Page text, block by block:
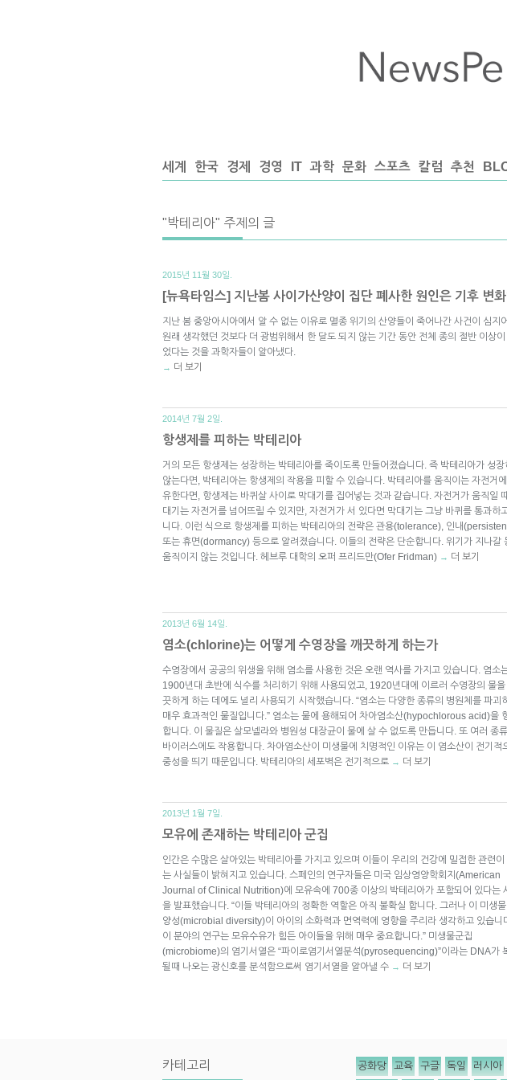
세계 한국 경제 경영 IT 과학 문화 스포츠 칼럼 추천
"박테리아" 주제의 글
2015년 11월 30일.
[뉴욕타임스] 지난봄 사이가산양이 집단 폐사한 원인은 기후 변
지난 봄 중앙아시아에서 알 수 없는 이유로 멸종 위기의 산양들이 죽어나간 사건이 심지
원래 생각했던 것보다 더 광범위해서 한 달도 되지 않는 기간 동안 전체 종의 절반 이상
었다는 것을 과학자들이 알아냈다.
→ 더 보기
2014년 7월 2일.
항생제를 피하는 박테리아
거의 모든 항생제는 성장하는 박테리아를 죽이도록 만들어졌습니다. 즉 박테리아가 성장
않는다면, 박테리아는 항생제의 작용을 피할 수 있습니다. 박테리아를 움직이는 자전거에
유한다면, 항생제는 바퀴살 사이로 막대기를 집어넣는 것과 같습니다. 자전거가 움직일
대기는 자전거를 넘어뜨릴 수 있지만, 자전거가 서 있다면 막대기는 그냥 바퀴를 통과하
니다. 이런 식으로 항생제를 피하는 박테리아의 전략은 관용(tolerance), 인내
또는 휴면(dormancy) 등으로 알려졌습니다. 이들의 전략은 단순합니다. 위기가 지나갈
움직이지 않는 것입니다. 헤브루 대학의 오퍼 프리드만(Ofer Fridman) → 더 보기
2013년 6월 14일.
염소(chlorine)는 어떻게 수영장을 깨끗하게 하는가
수영장에서 공공의 위생을 위해 염소를 사용한 것은 오랜 역사를 가지고 있습니다. 염소
1900년대 초반에 식수를 처리하기 위해 사용되었고, 1920년대에 이르러 수영장의 물을
끗하게 하는 데에도 널리 사용되기 시작했습니다. “염소는 다양한 종류의 병원체를 파괴
매우 효과적인 물질입니다.” 염소는 물에 용해되어 차아염소산(hypochlorous acid)을
합니다. 이 물질은 살모넬라와 병원성 대장균이 물에 살 수 없도록 만듭니다. 또 여러 종
바이러스에도 작용합니다. 차아염소산이 미생물에 치명적인 이유는 이 염소산이 전기적
중성을 띄기 때문입니다. 박테리아의 세포벽은 전기적으로 → 더 보기
2013년 1월 7일.
모유에 존재하는 박테리아 군집
인간은 수많은 살아있는 박테리아를 가지고 있으며 이들이 우리의 건강에 밀접한 관련이
는 사실들이 밝혀지고 있습니다. 스페인의 연구자들은 미국 임상영양학회지(American
Journal of Clinical Nutrition)에 모유속에 700종 이상의 박테리아가 포함되어 있다는
을 발표했습니다. “이들 박테리아의 정확한 역할은 아직 불확실 합니다. 그러나 이 미생
양성(microbial diversity)이 아이의 소화력과 면역력에 영향을 주리라 생각하고 있습니
이 분야의 연구는 모유수유가 힘든 아이들을 위해 매우 중요합니다.” 미생물군집
(microbiome)의 염기서열은 “파이로염기서열분석(pyrosequencing)”이라는 DNA가
될때 나오는 광신호를 분석함으로써 염기서열을 알아낼 수 → 더 보기
카테고리 공화당 교육 구글 독일 러시아